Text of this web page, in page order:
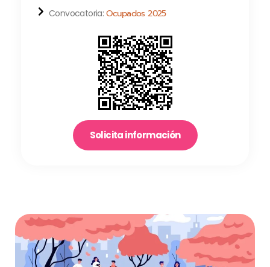
Convocatoria: Ocupados 2025
Solicita información